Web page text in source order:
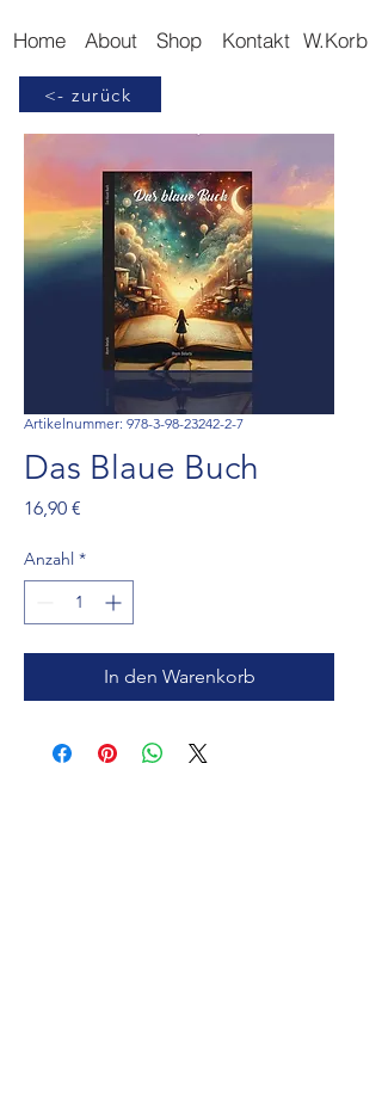
Home About Shop Kontakt W.Korb
Artikelnummer: 978-3-98-23242-2-7
Das Blaue Buch
16,90 €
Anzahl *
In den Warenkorb
<- zurück